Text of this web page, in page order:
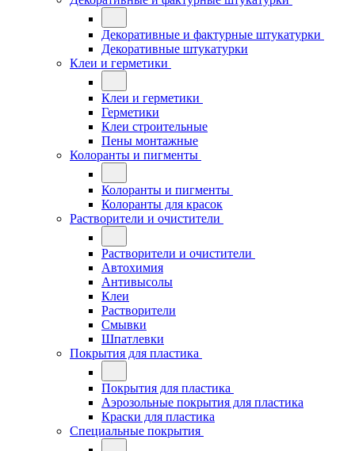
Декоративные и фактурные штукатурки
Декоративные штукатурки
Клеи и герметики
Клеи и герметики
Герметики
Клеи строительные
Пены монтажные
Колоранты и пигменты
Колоранты и пигменты
Колоранты для красок
Растворители и очистители
Растворители и очистители
Автохимия
Антивысолы
Клеи
Растворители
Смывки
Шпатлевки
Покрытия для пластика
Покрытия для пластика
Аэрозольные покрытия для пластика
Краски для пластика
Специальные покрытия